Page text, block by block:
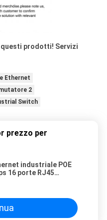
questi prodotti! Servizi
Ethernet
2
Switch
prezzo per
industriale POE
16 porte RJ45